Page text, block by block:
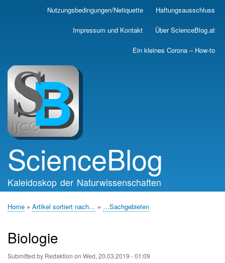
Skip
main
Nutzungsbedingungen/Netiquette Haftungsausschluss
Impressum und Kontakt Über ScienceBlog.at
Ein kleines Corona – How-to
ScienceBlog
Kaleidoskop der Naturwissenschaften
Home Artikel sortiert nach… …Sachgebieten
Biologie
Submitted by Redaktion on Wed, 20.03.2019 - 01:09